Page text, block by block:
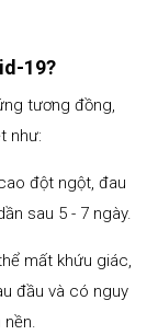
19?
tương đồng,
như:
đột ngột, đau
sau 5 - 7 ngày.
mất khứu giác,
đầu và có nguy